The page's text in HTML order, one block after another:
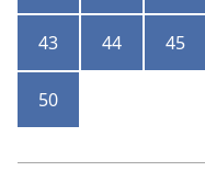
43 44 45
50